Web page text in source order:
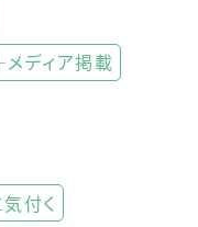
メディア掲載
付く